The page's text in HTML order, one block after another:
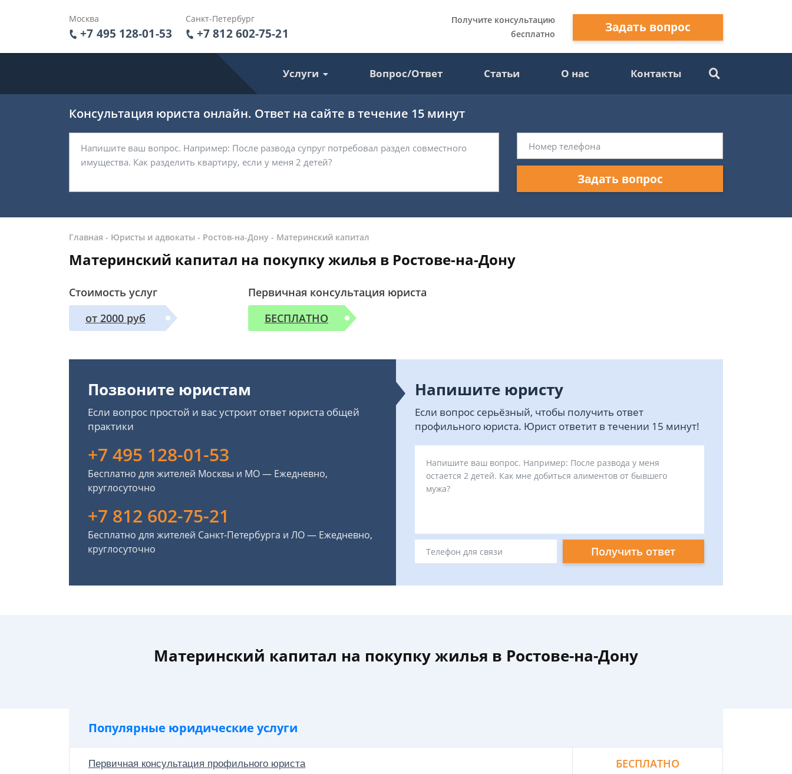
Москва
+7 495 128-01-53
Санкт-Петербург
+7 812 602-75-21
Получите консультацию
бесплатно
Задать вопрос
Услуги Вопрос/Ответ Статьи О нас Контакты
Консультация юриста онлайн. Ответ на сайте в течение 15 минут
Задать вопрос
Главная - Юристы и адвокаты - Ростов-на-Дону - Материнский капитал
Материнский капитал на покупку жилья в Ростове-на-Дону
Стоимость услуг
от 2000 руб
Первичная консультация юриста
БЕСПЛАТНО
Позвоните юристам
Если вопрос простой и вас устроит ответ юриста общей
практики
+7 495 128-01-53
Бесплатно для жителей Москвы и МО — Ежедневно,
круглосуточно
+7 812 602-75-21
Бесплатно для жителей Санкт-Петербурга и ЛО — Ежедневно,
круглосуточно
Напишите юристу
Если вопрос серьёзный, чтобы получить ответ
профильного юриста. Юрист ответит в течении 15 минут!
Получить ответ
Материнский капитал на покупку жилья в Ростове-на-Дону
Популярные юридические услуги
Первичная консультация профильного юриста БЕСПЛАТНО